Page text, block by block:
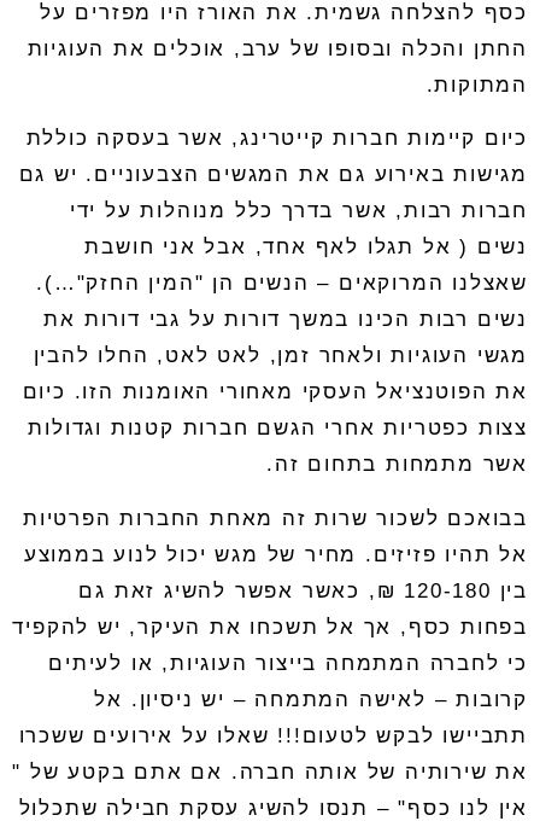
כסף להצלחה גשמית. את האורז היו מפזרים על
החתן והכלה ובסופו של ערב, אוכלים את העוגיות
המתוקות.
כיום קיימות חברות קייטרינג, אשר בעסקה כוללת
מגישות באירוע גם את המגשים הצבעוניים . יש גם
חברות רבות, אשר בדרך כלל מנוהלות על ידי
נשים ( אל תגלו לאף אחד, אבל אני חושבת
שאצלנו המרוקאים – הנשים הן "המין החזק"…).
נשים רבות הכינו במשך דורות על גבי דורות את
מגשי העוגיות ולאחר זמן, לאט לאט , החלו להבין
את הפוטנציאל העסקי מאחורי האומנות הזו. כיום
צצות כפטריות אחרי הגשם חברות קטנות וגדולות
אשר מתמחות בתחום זה .
בבואכם לשכור שרות זה מאחת החברות הפרטיות
אל תהיו פזיזים . מחיר של מגש יכול לנוע בממוצע
בין 120-180
₪
, כאשר אפשר להשיג זאת גם
בפחות כסף, אך אל תשכחו את העיקר, יש להקפיד
כי לחברה המתמחה בייצור העוגיות, או לעיתים
קרובות – לאישה המתמחה – יש ניסיון . אל
תתביישו לבקש לטעום!!! שאלו על אירועים ששכרו
את שירותיה של אותה חברה . אם אתם בקטע של "
אין לנו כסף" – תנסו להשיג עסקת חבילה שתכלול